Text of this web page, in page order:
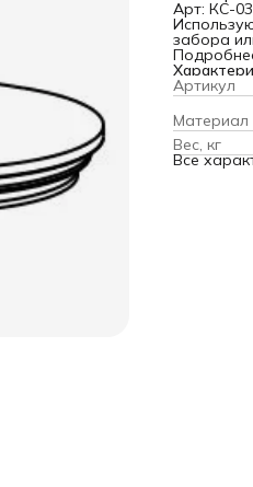
Арт: КС-
забора
В разы
Варианты
Артикул
Материал
Вес, кг
Все